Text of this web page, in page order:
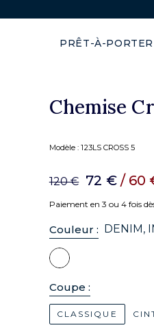
PRÊT-À-PORTER
Chemise
Modèle :123LS CROSS 5
120 € 72 €/ 60
Paiement en 3 ou 4 fois
Couleur : DENIM,
Coupe :
CLASSIQUE